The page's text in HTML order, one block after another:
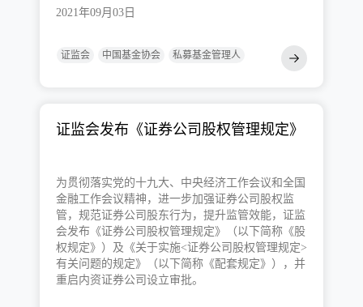
2021年09月03日
证监会 中国基金协会 私募基金管理人
证监会发布《证券公司股权管理规定》
为贯彻落实党的十九大、中央经济工作会议和全国
金融工作会议精神，进一步加强证券公司股权监
管，规范证券公司股东行为，提升监管效能，证监
会发布《证券公司股权管理规定》（以下简称《股
权规定》）及《关于实施<证券公司股权管理规定>
有关问题的规定》（以下简称《配套规定》），并
重启内资证券公司设立审批。